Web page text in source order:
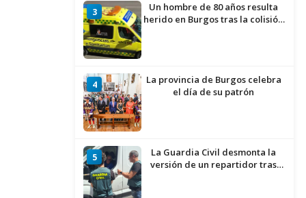
3
Un hombre de 80 años resulta
herido en Burgos tras la colisión
4
La provincia de Burgos celebra
el día de su patrón
5
La Guardia Civil desmonta la
versión de un repartidor tras